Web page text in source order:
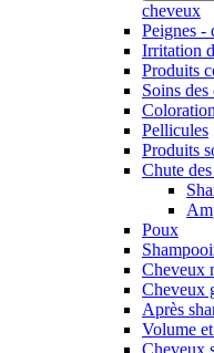
cheveux
Peignes -
Irritation
Produits
Soins
Coloration
Pellicules
Produits
Chute
Poux
Cheveux
Cheveux
Après
Volume
Cheveux